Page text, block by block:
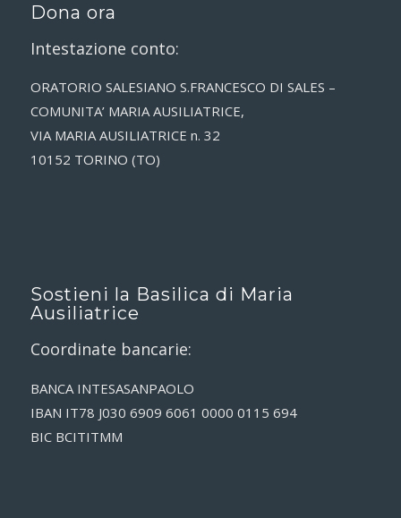
Dona ora
Intestazione conto:
ORATORIO SALESIANO S.FRANCESCO DI SALES –
COMUNITA’ MARIA AUSILIATRICE,
VIA MARIA AUSILIATRICE n. 32
10152 TORINO (TO)
Sostieni la Basilica di Maria
Ausiliatrice
Coordinate bancarie:
BANCA INTESASANPAOLO
IBAN IT78 J030 6909 6061 0000 0115 694
BIC BCITITMM